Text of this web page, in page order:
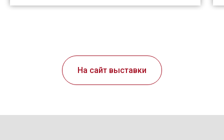
На сайт выставки